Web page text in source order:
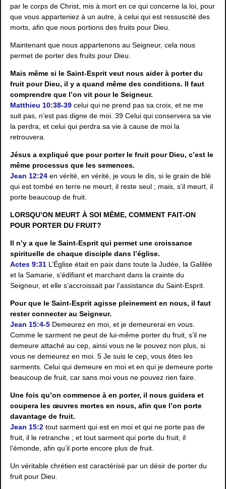
par le corps de Christ, mis à mort en ce qui concerne la loi, pour
que vous apparteniez à un autre, à celui qui est ressuscité des
morts, afin que nous portions des fruits pour Dieu.
Maintenant que nous appartenons au Seigneur, cela nous
permet de porter des fruits pour Dieu.
Mais même si le Saint-Esprit veut nous aider à porter du
fruit pour Dieu, il y a quand même des conditions. Il faut
comprendre que l’on vit pour le Seigneur.
Matthieu 10:38-39 celui qui ne prend pas sa croix, et ne me
suit pas, n’est pas digne de moi. 39 Celui qui conservera sa vie
la perdra, et celui qui perdra sa vie à cause de moi la
retrouvera.
Jésus a expliqué que pour porter le fruit pour Dieu, c’est le
même processus que les semences.
Jean 12:24 en vérité, en vérité, je vous le dis, si le grain de blé
qui est tombé en terre ne meurt, il reste seul ; mais, s’il meurt, il
porte beaucoup de fruit.
LORSQU’ON MEURT À SOI MÊME, COMMENT FAIT-ON
POUR PORTER DU FRUIT?
Il n’y a que le Saint-Esprit qui permet une croissance
spirituelle de chaque disciple dans l’église.
Actes 9:31 L’Église était en paix dans toute la Judée, la Galilée
et la Samarie, s’édifiant et marchant dans la crainte du
Seigneur, et elle s’accroissait par l’assistance du Saint-Esprit.
Pour que le Saint-Esprit agisse pleinement en nous, il faut
rester connecter au Seigneur.
Jean 15:4-5 Demeurez en moi, et je demeurerai en vous.
Comme le sarment ne peut de lui-même porter du fruit, s’il ne
demeure attaché au cep, ainsi vous ne le pouvez non plus, si
vous ne demeurez en moi. 5 Je suis le cep, vous êtes les
sarments. Celui qui demeure en moi et en qui je demeure porte
beaucoup de fruit, car sans moi vous ne pouvez rien faire.
Une fois qu’on commence à en porter, il nous guidera et
coupera les œuvres mortes en nous, afin que l’on porte
davantage de fruit.
Jean 15:2 tout sarment qui est en moi et qui ne porte pas de
fruit, il le retranche ; et tout sarment qui porte du fruit, il
l’émonde, afin qu’il porte encore plus de fruit.
Un véritable chrétien est caractérisé par un désir de porter du
fruit pour Dieu.